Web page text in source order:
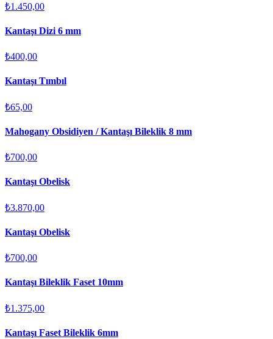
₺1.450,00
Kantaşı Dizi 6 mm
₺400,00
Kantaşı Tımbıl
₺65,00
Mahogany Obsidiyen / Kantaşı Bileklik 8 mm
₺700,00
Kantaşı Obelisk
₺3.870,00
Kantaşı Obelisk
₺700,00
Kantaşı Bileklik Faset 10mm
₺1.375,00
Kantaşı Faset Bileklik 6mm